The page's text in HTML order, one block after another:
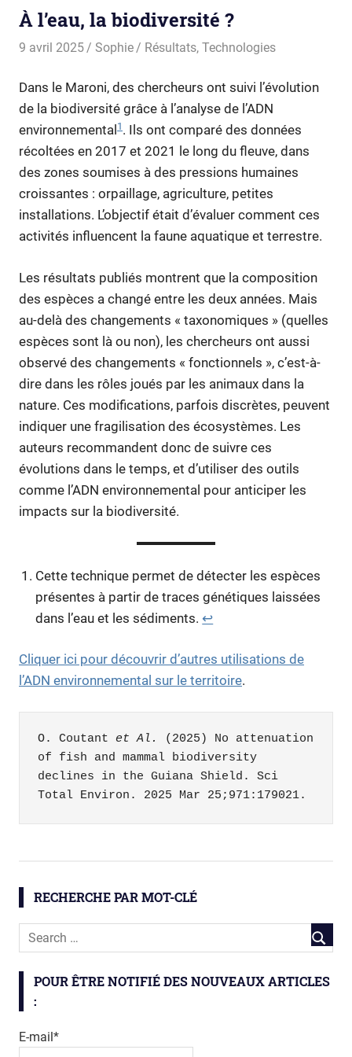
À l’eau, la biodiversité ?
9 avril 2025 Sophie Résultats,Technologies
Dans le Maroni, des chercheurs ont suivi l’évolution
de la biodiversité grâce à l’analyse de l’ADN
environnemental 1 . Ils ont comparé des données
récoltées en 2017 et 2021 le long du fleuve, dans
des zones soumises à des pressions humaines
croissantes : orpaillage, agriculture, petites
installations. L’objectif était d’évaluer comment ces
activités influencent la faune aquatique et terrestre.
Les résultats publiés montrent que la composition
des espèces a changé entre les deux années. Mais
au-delà des changements « taxonomiques » (quelles
espèces sont là ou non), les chercheurs ont aussi
observé des changements « fonctionnels », c’est-à-
dire dans les rôles joués par les animaux dans la
nature. Ces modifications, parfois discrètes, peuvent
indiquer une fragilisation des écosystèmes. Les
auteurs recommandent donc de suivre ces
évolutions dans le temps, et d’utiliser des outils
comme l’ADN environnemental pour anticiper les
impacts sur la biodiversité.
Cette technique permet de détecter les espèces
présentes à partir de traces génétiques laissées
dans l’eau et les sédiments.↩︎
Cliquer ici pour découvrir d’autres utilisations de
l’ADN environnemental sur le territoire.
O. Coutant et Al.
(2025) No attenuation
of fish and mammal biodiversity
declines in the Guiana Shield. Sci
Total Environ. 2025 Mar 25;971:179021.
RECHERCHE PAR MOT-CLÉ
POUR ÊTRE NOTIFIÉ DES NOUVEAUX ARTICLES
:
E-mail*